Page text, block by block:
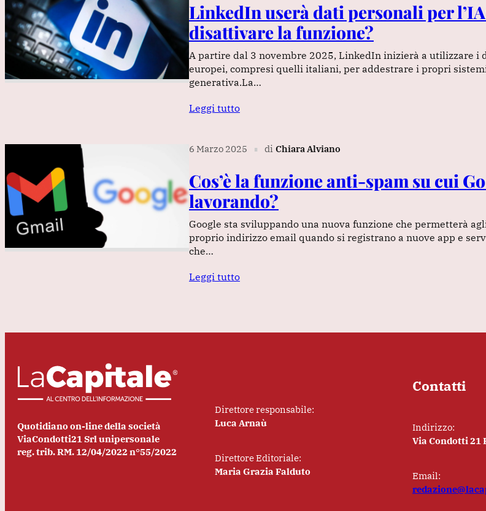
LinkedIn userà dati personali per
disattivare la funzione?
A partire dal 3 novembre 2025, LinkedIn inizierà a utilizzare i
europei, compresi quelli italiani, per addestrare i propri
generativa.La…
Leggi tutto
6 Marzo 2025 ∎ di Chiara Alviano
Cos’è la funzione anti-spam su cui
lavorando?
Google sta sviluppando una nuova funzione che permetterà
proprio indirizzo email quando si registrano a nuove app e
che…
Leggi tutto
Quotidiano on-line della società
ViaCondotti21 Srl unipersonale
reg. trib. RM. 12/04/2022 n°55/2022
Direttore responsabile:
Luca Arnaù
Direttore Editoriale:
Maria Grazia Falduto
Contatti
Indirizzo:
Via Condotti 21
Email: